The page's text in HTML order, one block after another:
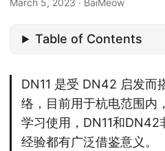
March 5, 2023 · BaiMeow
Table of Contents
DN11 是受 DN42 启发而
络，目前用于杭电范围内
学习使用，DN11和DN42
经验都有广泛借鉴意义。